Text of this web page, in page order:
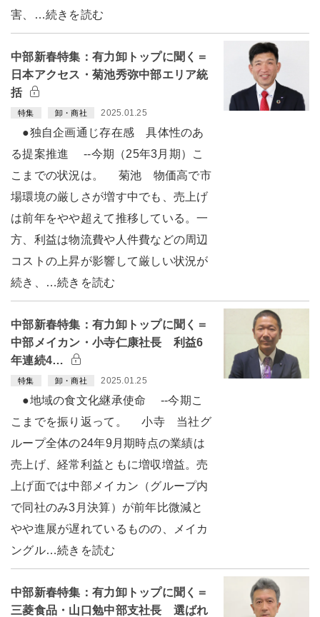
害、…続きを読む
中部新春特集：有力卸トップに聞く＝
日本アクセス・菊池秀弥中部エリア統
括
特集 卸・商社 2025.01.25
●独自企画通じ存在感 具体性のあ
る提案推進 --今期（25年3月期）こ
こまでの状況は。 菊池 物価高で市
場環境の厳しさが増す中でも、売上げ
は前年をやや超えて推移している。一
方、利益は物流費や人件費などの周辺
コストの上昇が影響して厳しい状況が
続き、…続きを読む
中部新春特集：有力卸トップに聞く＝
中部メイカン・小寺仁康社長 利益6
年連続4…
特集 卸・商社 2025.01.25
●地域の食文化継承使命 --今期こ
こまでを振り返って。 小寺 当社グ
ループ全体の24年9月期時点の業績は
売上げ、経常利益ともに増収増益。売
上げ面では中部メイカン（グループ内
で同社のみ3月決算）が前年比微減と
やや進展が遅れているものの、メイカ
ングル…続きを読む
中部新春特集：有力卸トップに聞く＝
三菱食品・山口勉中部支社長 選ばれ